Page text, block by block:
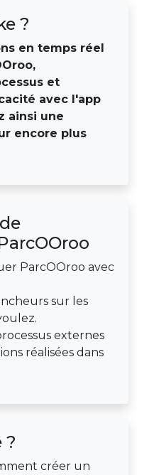
?
en temps réel
et
avec l'app
ainsi une
encore plus
ParcOOroo avec
sur les
externes
réalisées dans
?
créer un